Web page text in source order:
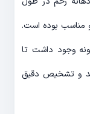
مناسب بوده است.
وجود داشت تا
و تشخیص دقیق